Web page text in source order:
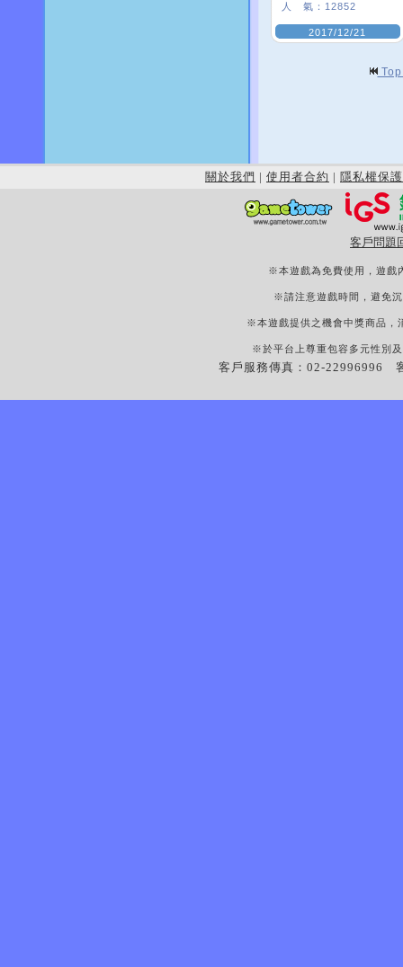
人 氣： 12852
2017/12/21
關於我們 | 使用者合約 | 隱私權保護
客戶問題
※本遊戲為免費使用，遊戲
※請注意遊戲時間，避免
※本遊戲提供之機會中獎商品，
※於平台上尊重包容多元性別
客戶服務傳真：02-22996996